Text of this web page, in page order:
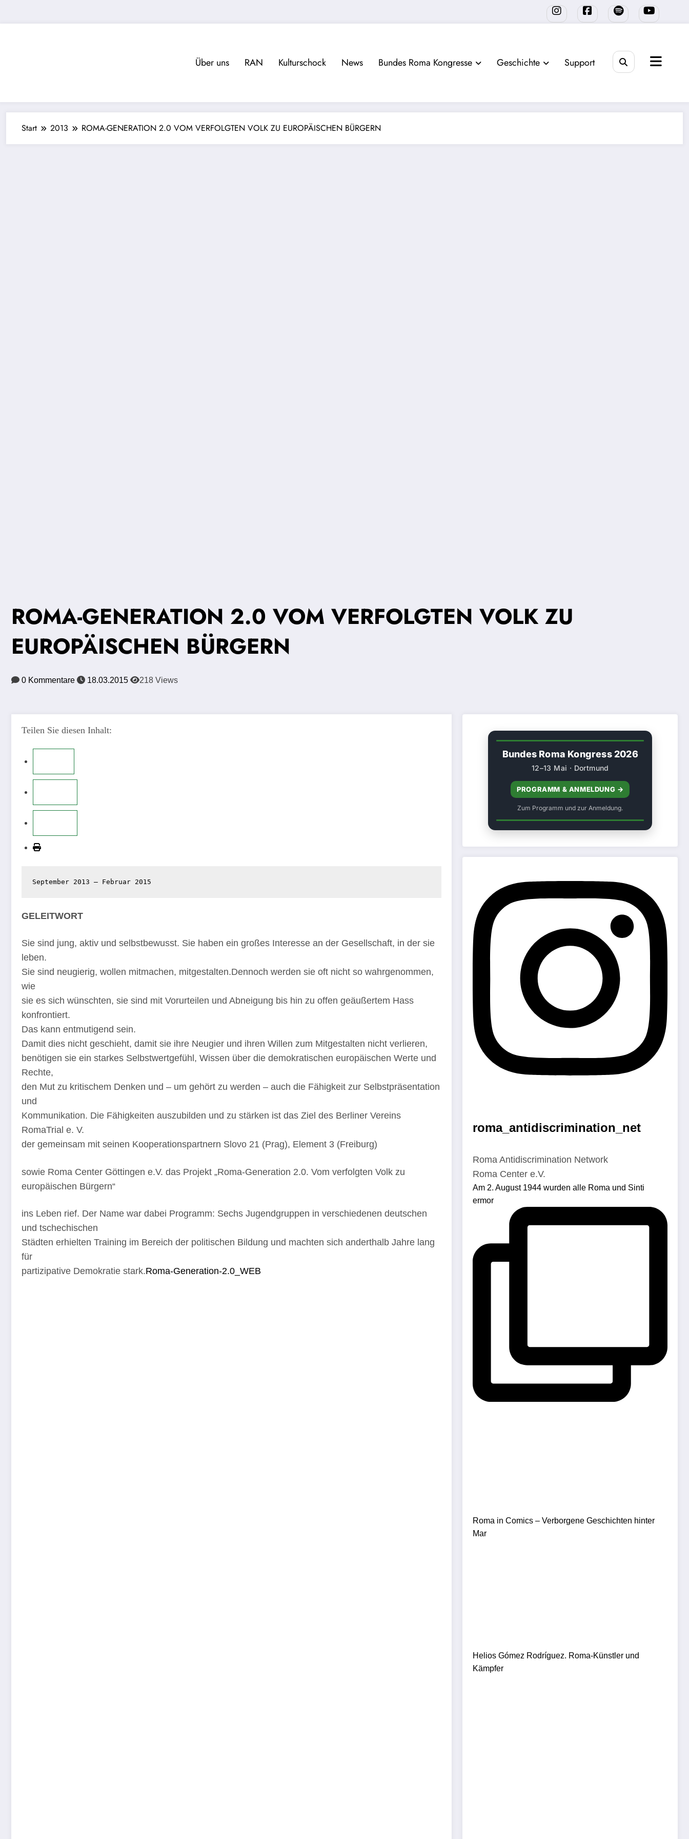
Über uns RAN Kulturschock News Bundes Roma Kongresse Geschichte Support
Start 2013 ROMA-GENERATION 2.0 VOM VERFOLGTEN VOLK ZU EUROPÄISCHEN BÜRGERN
ROMA-GENERATION 2.0 VOM VERFOLGTEN VOLK ZU
EUROPÄISCHEN BÜRGERN
0 Kommentare 18.03.2015 218 Views
Teilen Sie diesen Inhalt:
September 2013 – Februar 2015
GELEITWORT
Sie sind jung, aktiv und selbstbewusst. Sie haben ein großes Interesse an der Gesellschaft, in der sie
leben.
Sie sind neugierig, wollen mitmachen, mitgestalten.Dennoch werden sie oft nicht so wahrgenommen,
wie
sie es sich wünschten, sie sind mit Vorurteilen und Abneigung bis hin zu offen geäußertem Hass
konfrontiert.
Das kann entmutigend sein.
Damit dies nicht geschieht, damit sie ihre Neugier und ihren Willen zum Mitgestalten nicht verlieren,
benötigen sie ein starkes Selbstwertgefühl, Wissen über die demokratischen europäischen Werte und
Rechte,
den Mut zu kritischem Denken und – um gehört zu werden – auch die Fähigkeit zur Selbstpräsentation
und
Kommunikation. Die Fähigkeiten auszubilden und zu stärken ist das Ziel des Berliner Vereins
RomaTrial e. V.
der gemeinsam mit seinen Kooperationspartnern Slovo 21 (Prag), Element 3 (Freiburg)
sowie Roma Center Göttingen e.V. das Projekt „Roma-Generation 2.0. Vom verfolgten Volk zu
europäischen Bürgern“
ins Leben rief. Der Name war dabei Programm: Sechs Jugendgruppen in verschiedenen deutschen
und tschechischen
Städten erhielten Training im Bereich der politischen Bildung und machten sich anderthalb Jahre lang
für
partizipative Demokratie stark.Roma-Generation-2.0_WEB
Bundes Roma Kongress 2026
12–13 Mai · Dortmund
PROGRAMM & ANMELDUNG →
Zum Programm und zur Anmeldung.
roma_antidiscrimination_net
Roma Antidiscrimination Network
Roma Center e.V.
Am 2. August 1944 wurden alle Roma und Sinti
ermor
Roma in Comics – Verborgene Geschichten hinter
Mar
Helios Gómez Rodríguez. Roma-Künstler und
Kämpfer